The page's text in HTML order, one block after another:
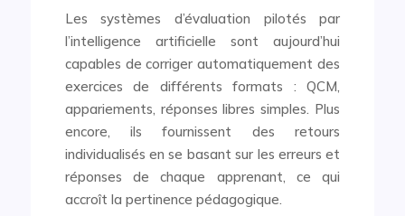
Les systèmes d’évaluation pilotés par
l’intelligence artificielle sont aujourd’hui
capables de corriger automatiquement des
exercices de différents formats : QCM,
appariements, réponses libres simples. Plus
encore, ils fournissent des retours
individualisés en se basant sur les erreurs et
réponses de chaque apprenant, ce qui
accroît la pertinence pédagogique.